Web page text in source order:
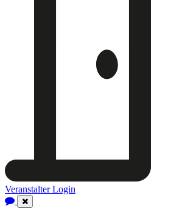
Veranstalter Login
Close